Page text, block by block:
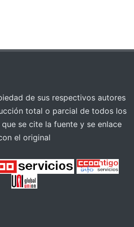
de sus respectivos autores
total o parcial de todos los
se cite la fuente y se enlace
el original